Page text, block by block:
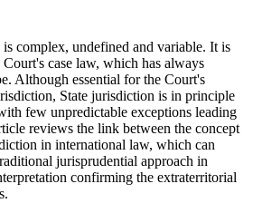
complex, undefined and variable. It is
case law, which has always
Although essential for the Court's
State jurisdiction is in principle
few unpredictable exceptions leading
reviews the link between the concept
in international law, which can
jurisprudential approach in
confirming the extraterritorial